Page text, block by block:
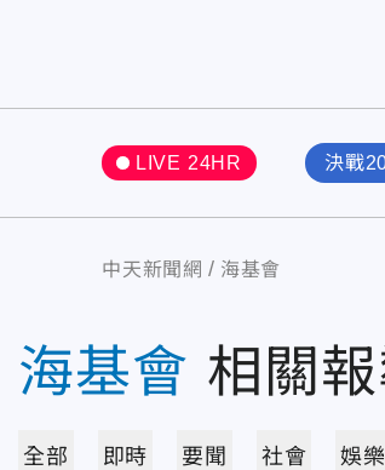
LIVE 24HR 決戰
中天新聞網 海基會
海基會 相關
全部 即時 要聞 社會 娛樂